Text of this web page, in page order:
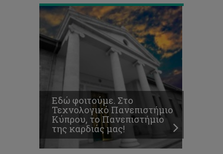
Εδώ φοιτούμε. Στο
Τεχνολογικό Πανεπιστήμιο
Κύπρου, το Πανεπιστήμιο
της καρδιάς μας!